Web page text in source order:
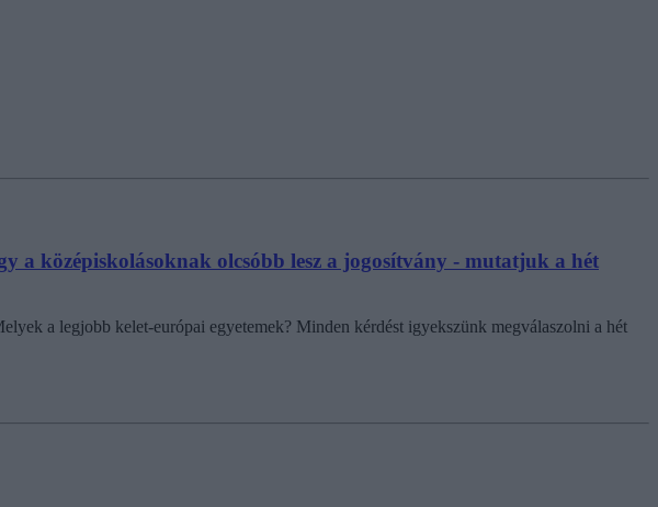
a középiskolásoknak olcsóbb lesz a jogosítvány - mutatjuk a hét
a legjobb kelet-európai egyetemek? Minden kérdést igyekszünk megválaszolni a hét